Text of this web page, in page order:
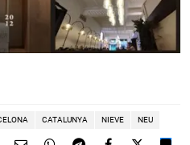
CATALUNYA NIEVE NEU